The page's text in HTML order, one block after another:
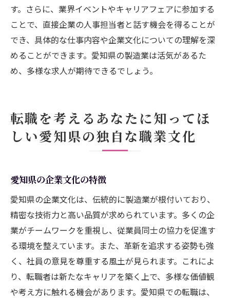
す。さらに、業界イベントやキャリアフェアに参加する
ことで、直接企業の人事担当者と話す機会を得ることが
でき、具体的な仕事内容や企業文化についての理解を深
めることができます。愛知県の製造業は活気があるた
め、多様な求人が期待できるでしょう。
転職を考えるあなたに知ってほ
しい愛知県の独自な職業文化
愛知県の企業文化の特徴
愛知県の企業文化は、伝統的に製造業が根付いており、
精密な技術力と高い品質が求められています。多くの企
業がチームワークを重視し、従業員同士の協力を促進す
る環境を整えています。また、革新を追求する姿勢も強
く、社員の意見を尊重する風土が見られます。これによ
り、転職者は新たなキャリアを築く上で、多様な価値観
や考え方に触れる機会があります。愛知県での転職は、